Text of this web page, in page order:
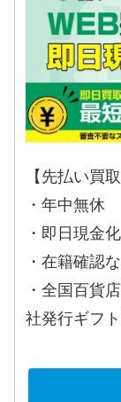
【先払い買
・年中無休
・即日現金
・在籍確認
・全国百貨
社発行ギフ